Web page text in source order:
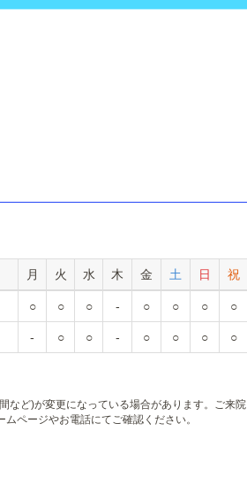
月 火 水 木 金 土 日 祝
○ ○ ○ - ○ ○ ○ ○
- ○ ○ - ○ ○ ○ ○
など)が変更になっている場合があります。ご来院
ページやお電話にてご確認ください。